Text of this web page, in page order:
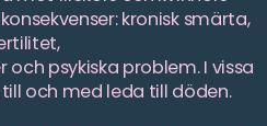
kronisk smärta,
psykiska problem. I vissa
och med leda till döden.